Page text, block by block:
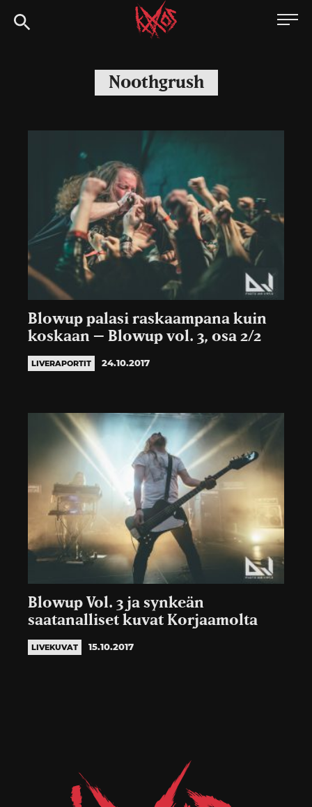
Siirry
suoraan
Kaaoszine
Noothgrush
Blowup palasi raskaampana kuin
koskaan – Blowup vol. 3, osa 2/2
LIVERAPORTIT 24.10.2017
Blowup Vol. 3 ja synkeän
saatanalliset kuvat Korjaamolta
LIVEKUVAT 15.10.2017